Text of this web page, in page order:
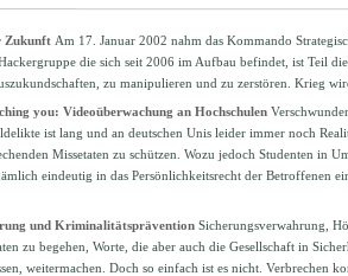
Zukunft Am 17. Januar 2002 nahm das Kommando
die sich seit 2006 im Aufbau befindet, ist Teil
zu manipulieren und zu zerstören. Krieg
you: Videoüberwachung an Hochschulen
ist lang und an deutschen Unis leider immer noch
Missetaten zu schützen. Wozu jedoch Studenten in
eindeutig in das Persönlichkeitsrecht der Betroffenen
und Kriminalitätsprävention Sicherungsverwahrung,
zu begehen, Worte, die aber auch die Gesellschaft in
weitermachen. Doch so einfach ist es nicht. Verbrechen